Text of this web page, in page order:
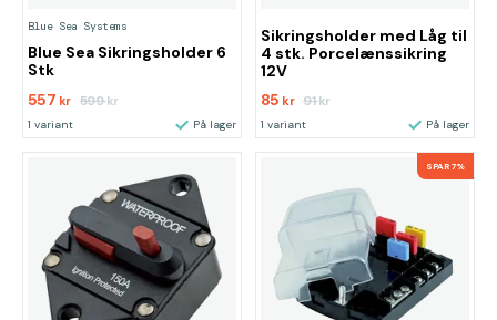
Blue Sea Systems
Blue Sea Sikringsholder 6
Stk
557 kr 599kr
1 variant På lager
Sikringsholder med Låg til
4 stk. Porcelænssikring
12V
85 kr 91kr
1 variant På lager
SPAR 7%